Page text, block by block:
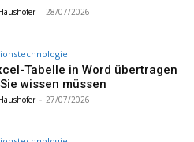
- 28/07/2026
Tabelle in Word übertragen
wissen müssen
- 27/07/2026